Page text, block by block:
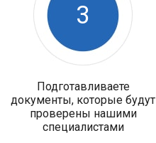
3
Подготавливаете
документы, которые будут
проверены нашими
специалистами